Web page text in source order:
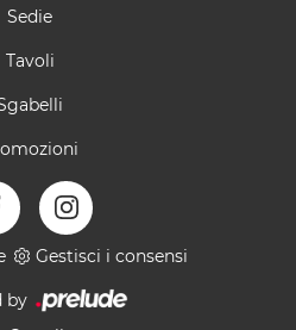
Sedie
Tavoli
Gestisci i consensi
by